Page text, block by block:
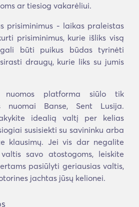
ar tiesiog vakarėliui.
prisiminimus - laikas praleistas
prisiminimus, kurie išliks visą
būti puikus būdas tyrinėti
draugų, kurie liks su jumis
nuomos platforma siūlo tik
nuomai Banse, Sent Lusija.
idealią valtį per kelias
susisiekti su savininku arba
klausimų. Jei vis dar negalite
savo atostogoms, leiskite
pasiūlyti geriausias valtis,
jachtas jūsų kelionei.